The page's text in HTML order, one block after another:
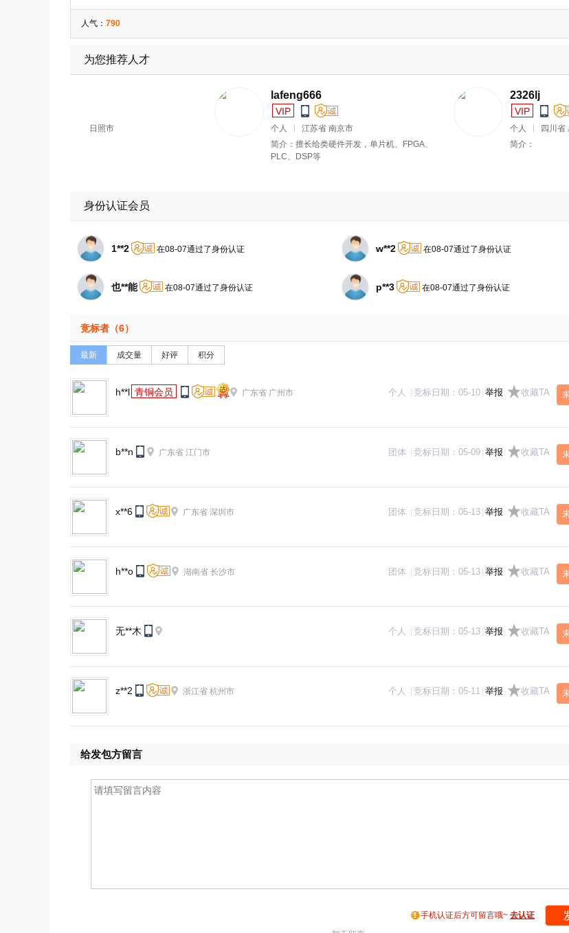
人气： 790
为您推荐人才
山东省 日照市
lafeng666
个人
江苏省 南京市
简介：擅长给类硬件开发，单片机、FPGA、
PLC、DSP等
2326lj
个人
四川省 成
简介：
身份认证会员
1**2 在08-07通过了身份认证 w**2 在08-07通过了身份认证
也**能 在08-07通过了身份认证 p**3 在08-07通过了身份认证
竞标者（6）
最新 成交量 好评 积分
h**l 青铜会员 广东省 广州市 个人 竞标日期： 05-10 收藏TA
举报
b**n 广东省 江门市 团体 竞标日期： 05-09 收藏TA
举报
x**6 广东省 深圳市 团体 竞标日期： 05-13 收藏TA
举报
h**o 湖南省 长沙市 团体 竞标日期： 05-13 收藏TA
举报
无**木 个人 竞标日期： 05-13 收藏TA
举报
z**2 浙江省 杭州市 个人 竞标日期： 05-11 收藏TA
举报
给发包方留言
手机认证后方可留言哦~ 去认证